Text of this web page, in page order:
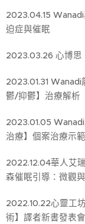
2023.04.15
迫症與催眠
2023.03.26 心博思
2023.01.31
鬱/抑鬱】治療解析
2023.01.05
治療】個案治療示範
2022.12.04華人艾
森催眠引導：微觀
2022.10.22心靈工
術】譯者新書發表會